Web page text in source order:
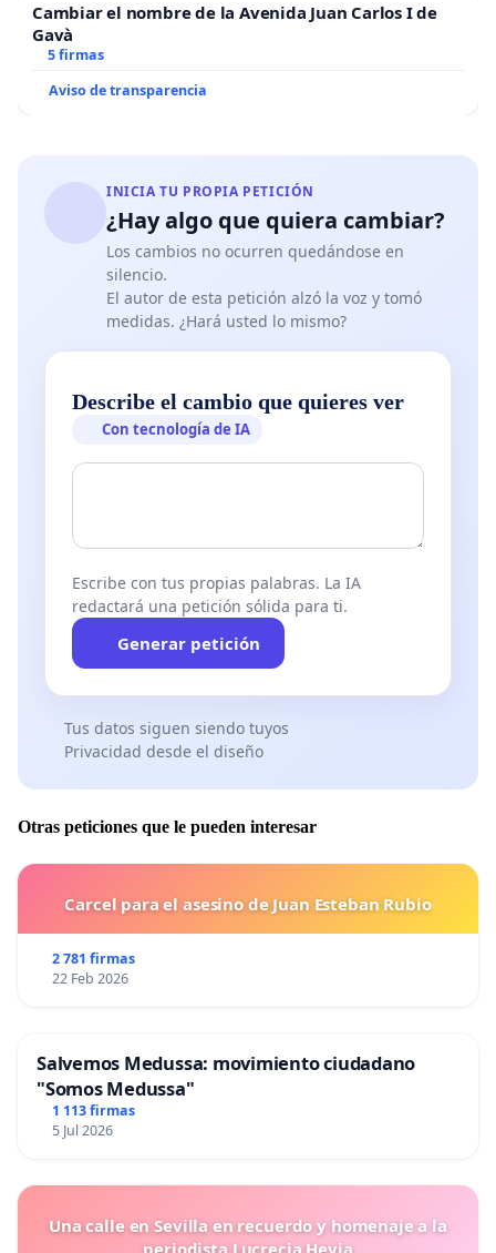
Cambiar el nombre de la Avenida Juan Carlos I de
Gavà
5 firmas
Aviso de transparencia
INICIA TU PROPIA PETICIÓN
¿Hay algo que quiera cambiar?
Los cambios no ocurren quedándose en
silencio.
El autor de esta petición alzó la voz y tomó
medidas. ¿Hará usted lo mismo?
Describe el cambio que quieres ver
Con tecnología de IA
Escribe con tus propias palabras. La IA
redactará una petición sólida para ti.
Generar petición
Tus datos siguen siendo tuyos
Privacidad desde el diseño
Otras peticiones que le pueden interesar
Carcel para el asesino de Juan Esteban Rubio
2 781 firmas
22 Feb 2026
Salvemos Medussa: movimiento ciudadano
"Somos Medussa"
1 113 firmas
5 Jul 2026
Una calle en Sevilla en recuerdo y homenaje a la